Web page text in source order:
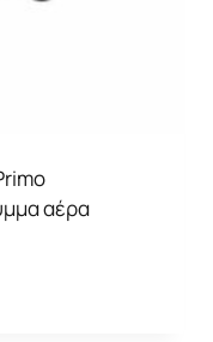
αέρα